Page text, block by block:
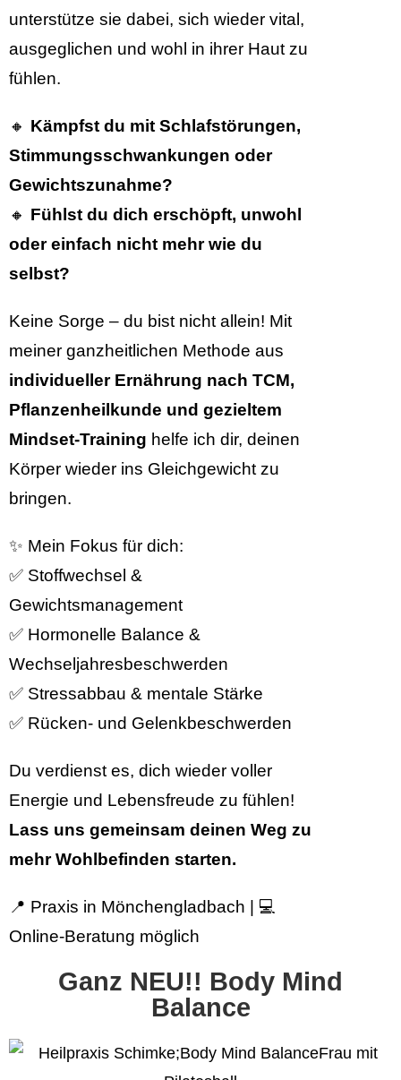
unterstütze sie dabei, sich wieder vital,
ausgeglichen und wohl in ihrer Haut zu
fühlen.
🔸 Kämpfst du mit Schlafstörungen,
Stimmungsschwankungen oder
Gewichtszunahme?
🔸 Fühlst du dich erschöpft, unwohl
oder einfach nicht mehr wie du
selbst?
Keine Sorge – du bist nicht allein! Mit
meiner ganzheitlichen Methode aus
individueller Ernährung nach TCM,
Pflanzenheilkunde und gezieltem
Mindset-Training helfe ich dir, deinen
Körper wieder ins Gleichgewicht zu
bringen.
✨ Mein Fokus für dich:
✅ Stoffwechsel &
Gewichtsmanagement
✅ Hormonelle Balance &
Wechseljahresbeschwerden
✅ Stressabbau & mentale Stärke
✅ Rücken- und Gelenkbeschwerden
Du verdienst es, dich wieder voller
Energie und Lebensfreude zu fühlen!
Lass uns gemeinsam deinen Weg zu
mehr Wohlbefinden starten.
📍 Praxis in Mönchengladbach | 💻
Online-Beratung möglich
Ganz NEU!! Body Mind
Balance